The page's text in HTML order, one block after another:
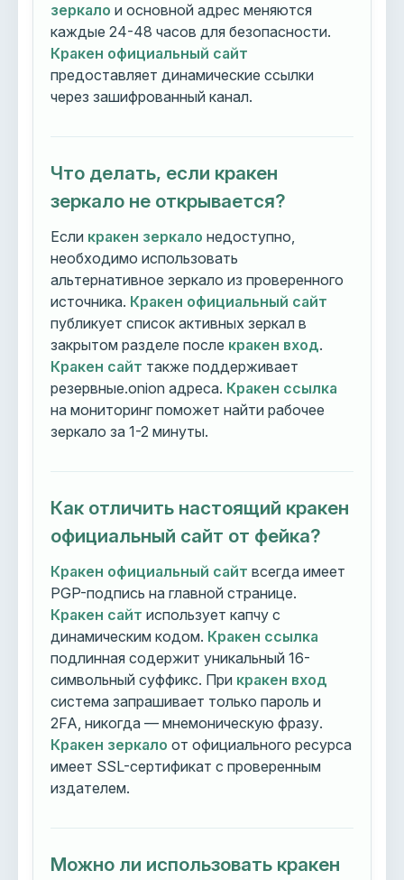
зеркало и основной адрес меняются
каждые 24-48 часов для безопасности.
Кракен официальный сайт
предоставляет динамические ссылки
через зашифрованный канал.
Что делать, если кракен
зеркало не открывается?
Если кракен зеркало недоступно,
необходимо использовать
альтернативное зеркало из проверенного
источника. Кракен официальный сайт
публикует список активных зеркал в
закрытом разделе после кракен вход.
Кракен сайт также поддерживает
резервные.onion адреса. Кракен ссылка
на мониторинг поможет найти рабочее
зеркало за 1-2 минуты.
Как отличить настоящий кракен
официальный сайт от фейка?
Кракен официальный сайт всегда имеет
PGP-подпись на главной странице.
Кракен сайт использует капчу с
динамическим кодом. Кракен ссылка
подлинная содержит уникальный 16-
символьный суффикс. При кракен вход
система запрашивает только пароль и
2FA, никогда — мнемоническую фразу.
Кракен зеркало от официального ресурса
имеет SSL-сертификат с проверенным
издателем.
Можно ли использовать кракен